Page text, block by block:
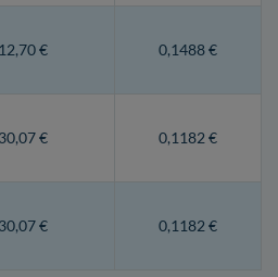
12,70 € 0,1488 €
30,07 € 0,1182 €
30,07 € 0,1182 €